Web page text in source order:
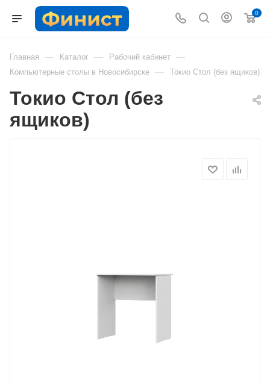
0
Главная — Каталог — Рабочий кабинет —
Компьютерные столы в Новосибирске — Токио Стол (без ящиков)
Токио Стол (без
ящиков)